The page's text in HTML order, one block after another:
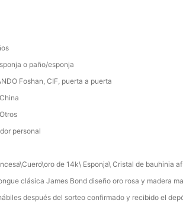
o paño/esponja
Foshan, CIF, puerta a puerta
personal
de 14k\ Esponja\ Cristal de bauhinia
clásica James Bond diseño oro rosa y madera
después del sorteo confirmado y recibido el